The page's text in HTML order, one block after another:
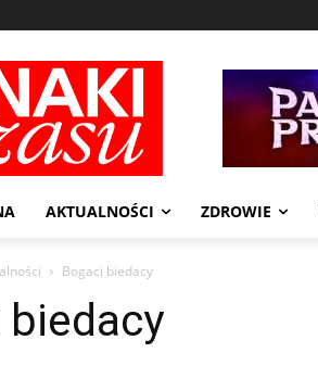
AKTUALNOŚCI ZDROWIE
Bogaci biedacy
biedacy